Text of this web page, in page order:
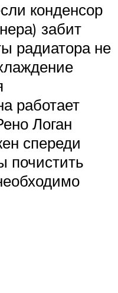
конденсор
забит
радиатора не
работает
Логан
спереди
почистить